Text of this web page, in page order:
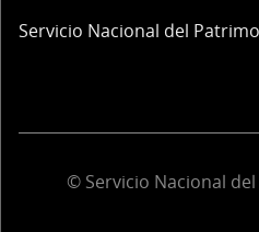
Servicio Nacional del
© Servicio Nacional